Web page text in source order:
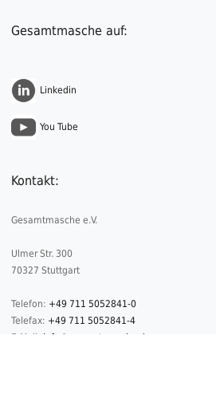
Gesamtmasche auf:
Linkedin
You Tube
Kontakt:
Gesamtmasche e.V.
Ulmer Str. 300
70327 Stuttgart
Telefon: +49 711 5052841-0
Telefax: +49 711 5052841-4
E-Mail:
info@gesamtmasche.de